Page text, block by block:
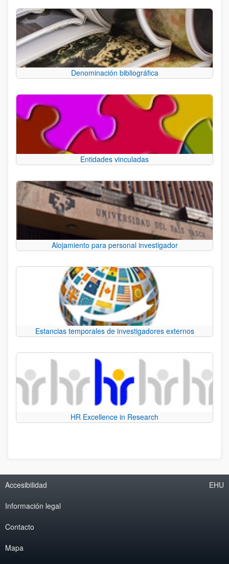
Denominación bibliográfica
Entidades vinculadas
Alojamiento para personal investigador
Estancias temporales de investigadores externos
HR Excellence in Research
Accesibilidad
Información legal
Contacto
Mapa
EHU